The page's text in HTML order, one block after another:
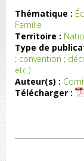
Thématique :
Famille
Territoire :
Type de
; convention ;
etc.)
Auteur(s) :
Télécharger :